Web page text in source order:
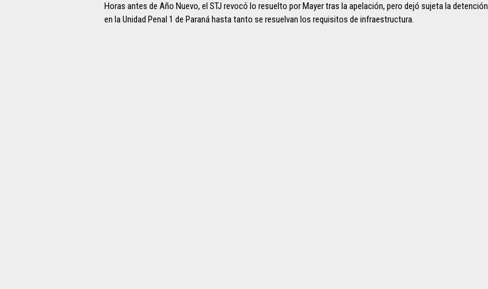
Horas antes de Año Nuevo, el STJ revocó lo resuelto por Mayer tras la apelación, pero dejó sujeta la detención
en la Unidad Penal 1 de Paraná hasta tanto se resuelvan los requisitos de infraestructura.